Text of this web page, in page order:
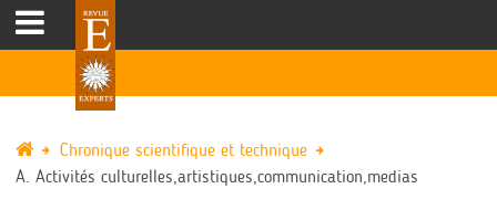
Chronique scientifique et technique
A. Activités culturelles,artistiques,communication,medias